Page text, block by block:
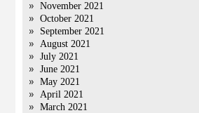
November 2021
October 2021
September 2021
August 2021
July 2021
June 2021
May 2021
April 2021
March 2021